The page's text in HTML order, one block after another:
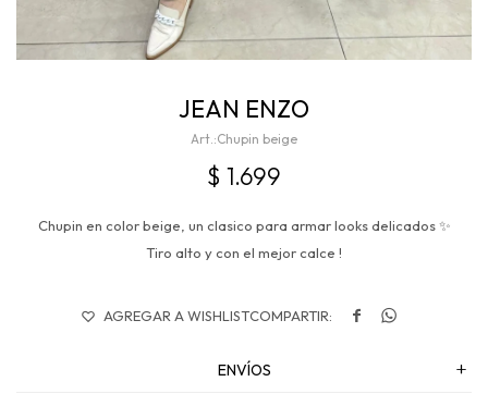
JEAN ENZO
Chupin beige
$ 1.699
Chupin en color beige, un clasico para armar looks delicados ✨
Tiro alto y con el mejor calce !
 
ENVÍOS